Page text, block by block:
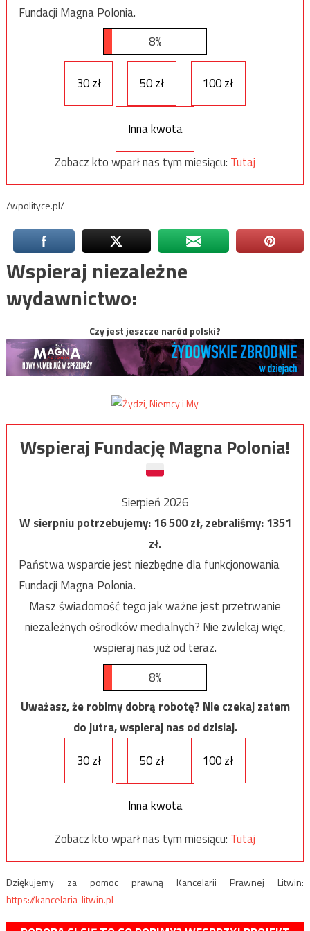
Fundacji Magna Polonia.
8%
30 zł 50 zł 100 zł
Inna kwota
Zobacz kto wparł nas tym miesiącu: Tutaj
/wpolityce.pl/
Wspieraj niezależne
wydawnictwo:
Czy jest jeszcze naród polski?
Wspieraj Fundację Magna Polonia!
Sierpień 2026
W sierpniu potrzebujemy:16 500zł, zebraliśmy:1351
zł.
Państwa wsparcie jest niezbędne dla funkcjonowania
Fundacji Magna Polonia.
Masz świadomość tego jak ważne jest przetrwanie
niezależnych ośrodków medialnych? Nie zwlekaj więc,
wspieraj nas już od teraz.
8%
Uważasz, że robimy dobrą robotę? Nie czekaj zatem
do jutra, wspieraj nas od dzisiaj.
30 zł
50 zł 100 zł
Inna kwota
Zobacz kto wparł nas tym miesiącu: Tutaj
Dziękujemy za pomoc prawną Kancelarii Prawnej Litwin:
https://kancelaria-litwin.pl